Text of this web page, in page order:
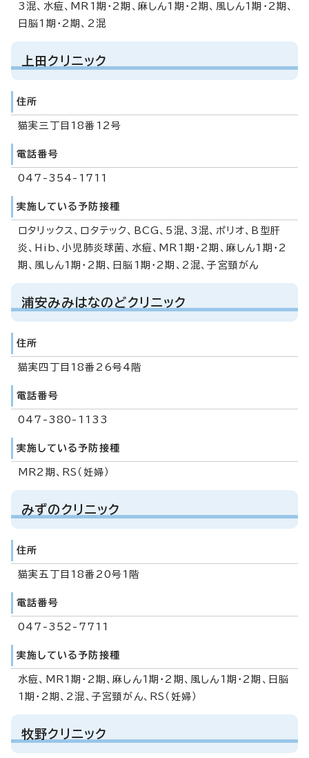
3混、水痘、MR1期・2期、麻しん1期・2期、風しん1期・2期、
日脳1期・2期、2混
上田クリニック
住所
猫実三丁目18番12号
電話番号
047-354-1711
実施している予防接種
ロタリックス、ロタテック、BCG、5混、3混、ポリオ、B型肝
炎、Hib、小児肺炎球菌、水痘、MR1期・2期、麻しん1期・2
期、風しん1期・2期、日脳1期・2期、2混、子宮頸がん
浦安みみはなのどクリニック
住所
猫実四丁目18番26号4階
電話番号
047-380-1133
実施している予防接種
MR2期、RS（妊婦）
みずのクリニック
住所
猫実五丁目18番20号1階
電話番号
047-352-7711
実施している予防接種
水痘、MR1期・2期、麻しん1期・2期、風しん1期・2期、日脳
1期・2期、2混、子宮頸がん、RS（妊婦）
牧野クリニック